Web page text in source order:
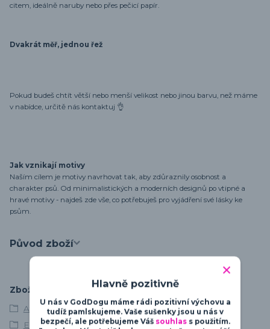
citem, ideálně naruby nebo přes pečicí papír.
Dvakrát měř, jednou řež
Pokud budeš chtít větší nebo menší velikost nebo jinou barvu, než máme
v nabídce, určitě nás kontaktuj 👌
Jak vznikají motivy
Naším cílem je motivy navrhovat tak, aby zdůraznily osobnost a
charakter psů. Od minimalistických a moderních designů po vtipné a
hravé motivy - najdeš zde vše, co potřebuješ pro vyjádření své lásky ke
psům.
Původ zboží
Zboží zařazeno v kategoriích
Afgánský chrt
Elegance & Beauty
Hlavně pozitivně
U nás v GodDogu máme rádi pozitivní výchovu a
tudíž pamlskujeme. Vaše sušenky jsou u nás v
bezpečí, ale potřebujeme Váš souhlass použitím.